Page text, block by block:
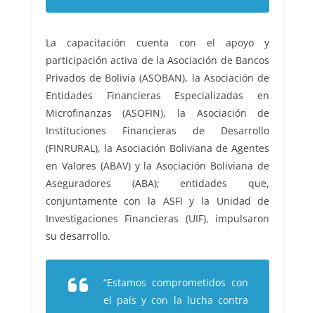
La capacitación cuenta con el apoyo y
participación activa de la Asociación de Bancos
Privados de Bolivia (ASOBAN), la Asociación de
Entidades Financieras Especializadas en
Microfinanzas (ASOFIN), la Asociación de
Instituciones Financieras de Desarrollo
(FINRURAL), la Asociación Boliviana de Agentes
en Valores (ABAV) y la Asociación Boliviana de
Aseguradores (ABA); entidades que,
conjuntamente con la ASFI y la Unidad de
Investigaciones Financieras (UIF), impulsaron
su desarrollo.
“Estamos comprometidos con
el país y con la lucha contra